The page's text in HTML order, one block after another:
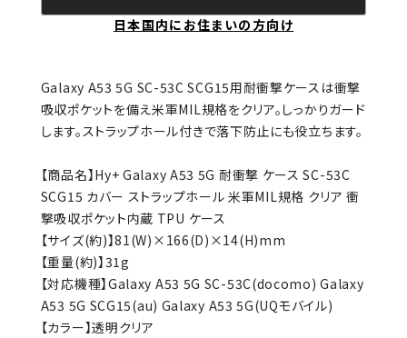
日本国内にお住まいの方向け
Galaxy A53 5G SC-53C SCG15用耐衝撃ケースは衝撃
吸収ポケットを備え米軍MIL規格をクリア。しっかりガード
します。ストラップホール付きで落下防止にも役立ちます。
【商品名】Hy+ Galaxy A53 5G 耐衝撃 ケース SC-53C
SCG15 カバー ストラップホール 米軍MIL規格 クリア 衝
撃吸収ポケット内蔵 TPU ケース
【サイズ(約)】81(W)×166(D)×14(H)mm
【重量(約)】31g
【対応機種】Galaxy A53 5G SC-53C(docomo) Galaxy
A53 5G SCG15(au) Galaxy A53 5G(UQモバイル)
【カラー】透明クリア